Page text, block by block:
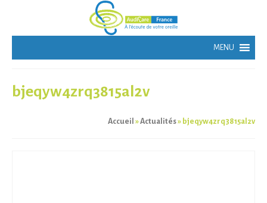
bjeqyw4zrq3815al2v
Accueil »Actualités» bjeqyw4zrq3815al2v